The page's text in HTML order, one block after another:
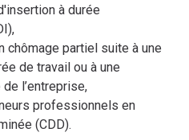
à durée
chômage partiel suite à une
de travail ou à une
l’entreprise,
professionnels en
(CDD).